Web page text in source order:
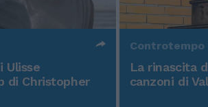
Ulisse
di Christopher
Controtempo
La rinascita
canzoni di